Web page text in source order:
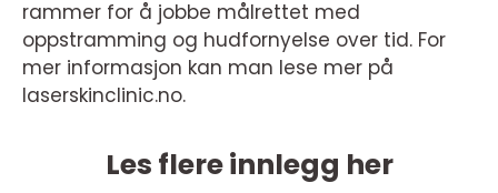
rammer for å jobbe målrettet med
oppstramming og hudfornyelse over tid. For
mer informasjon kan man lese mer på
laserskinclinic.no.
Les flere innlegg her